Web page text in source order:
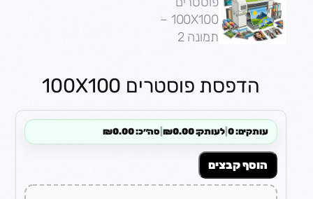
הדפסת פוסטרים 100X100
עותקים: 0 |לעותק: ₪0.00 |סה״כ: ₪0.00
הוסף קבצים